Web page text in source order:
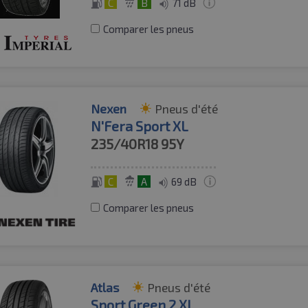
C B 71 dB
Comparer les pneus
Nexen Pneus d'été
N'Fera Sport XL
235/40R18 95Y
C A 69 dB
Comparer les pneus
Atlas Pneus d'été